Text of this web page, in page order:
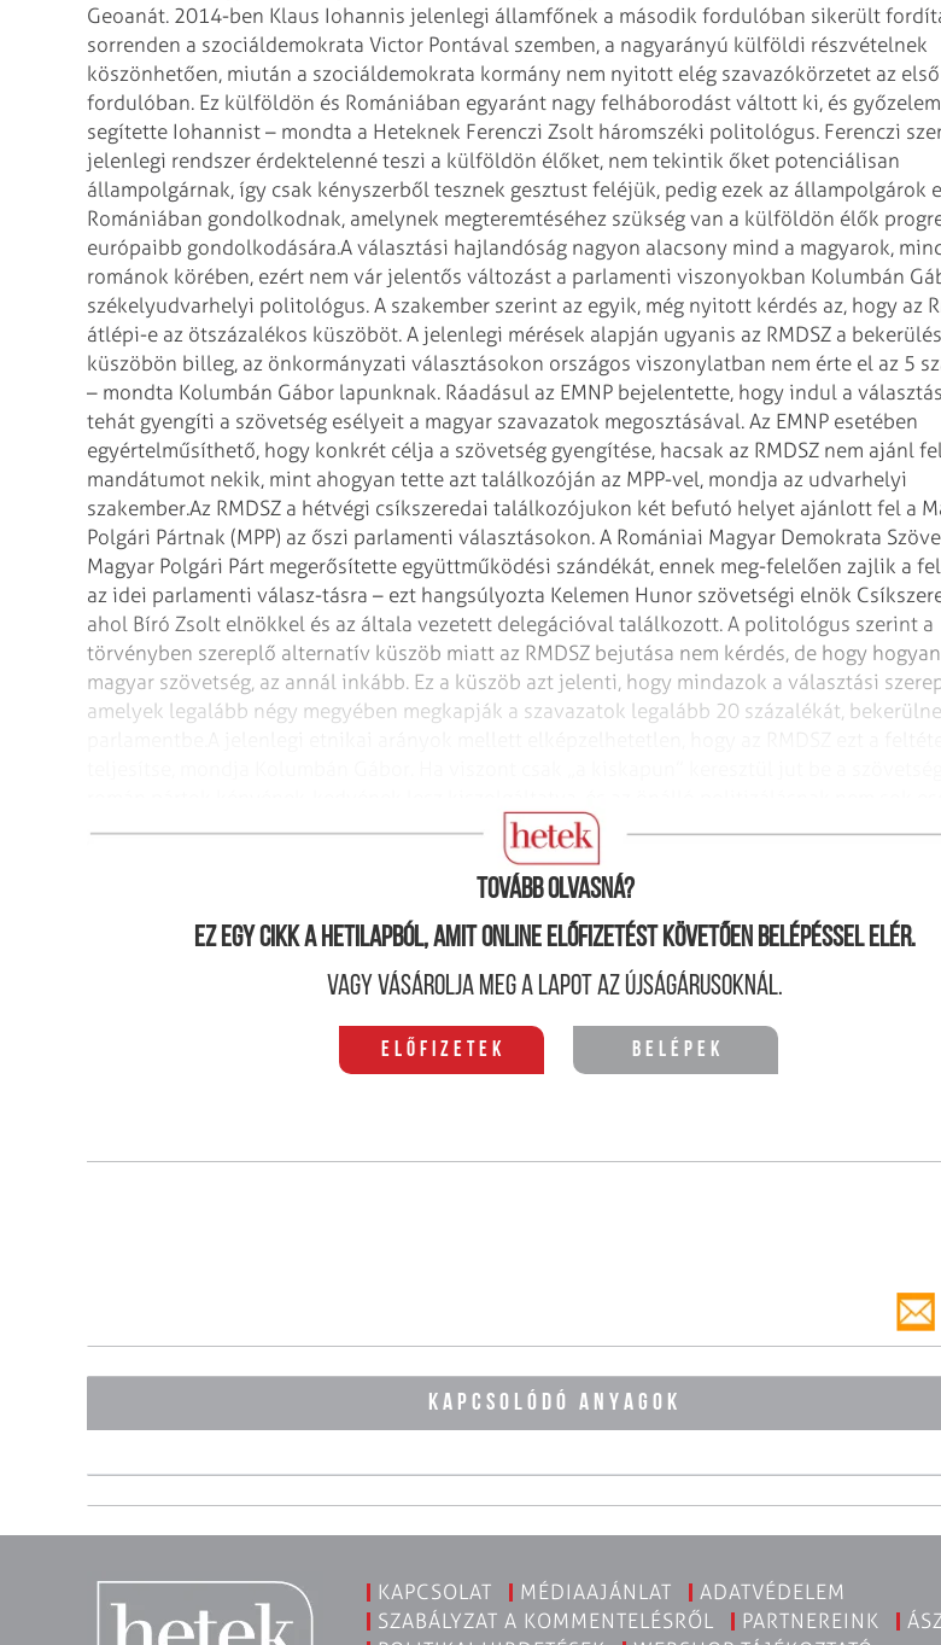
Geoanát. 2014-ben Klaus Iohannis jelenlegi államfőnek a második fordulóban sikerült
sorrenden a szociáldemokrata Victor Pontával szemben, a nagyarányú külföldi részvételnek
köszönhetően, miután a szociáldemokrata kormány nem nyitott elég szavazókörzetet az első
fordulóban. Ez külföldön és Romániában egyaránt nagy felháborodást váltott ki, és
segítette Iohannist – mondta a Heteknek Ferenczi Zsolt háromszéki politológus. Ferenczi
jelenlegi rendszer érdektelenné teszi a külföldön élőket, nem tekintik őket potenciálisan
állampolgárnak, így csak kényszerből tesznek gesztust feléjük, pedig ezek az állampolgárok
Romániában gondolkodnak, amelynek megteremtéséhez szükség van a külföldön élők
európaibb gondolkodására.A választási hajlandóság nagyon alacsony mind a magyarok,
románok körében, ezért nem vár jelentős változást a parlamenti viszonyokban Kolumbán
székelyudvarhelyi politológus. A szakember szerint az egyik, még nyitott kérdés az, hogy az
átlépi-e az ötszázalékos küszöböt. A jelenlegi mérések alapján ugyanis az RMDSZ a
küszöbön billeg, az önkormányzati választásokon országos viszonylatban nem érte el az 5
– mondta Kolumbán Gábor lapunknak. Ráadásul az EMNP bejelentette, hogy indul a
tehát gyengíti a szövetség esélyeit a magyar szavazatok megosztásával. Az EMNP esetében
egyértelműsíthető, hogy konkrét célja a szövetség gyengítése, hacsak az RMDSZ nem ajánl
mandátumot nekik, mint ahogyan tette azt találkozóján az MPP-vel, mondja az udvarhelyi
szakember.Az RMDSZ a hétvégi csíkszeredai találkozójukon két befutó helyet ajánlott fel a
Polgári Pártnak (MPP) az őszi parlamenti választásokon. A Romániai Magyar Demokrata
Magyar Polgári Párt megerősítette együttműködési szándékát, ennek meg-felelően zajlik a
az idei parlamenti válasz-tásra – ezt hangsúlyozta Kelemen Hunor szövetségi elnök
ahol Bíró Zsolt elnökkel és az általa vezetett delegációval találkozott. A politológus szerint a
törvényben szereplő alternatív küszöb miatt az RMDSZ bejutása nem kérdés, de hogy
magyar szövetség, az annál inkább. Ez a küszöb azt jelenti, hogy mindazok a választási
amelyek legalább négy megyében megkapják a szavazatok leg­alább 20 százalékát,
marad a számára.
Tovább olvasná?
Ez egy cikk a hetilapból, amit online előfizetést követően belépéssel elér.
Vagy vásárolja meg a lapot az újságárusoknál.
Előfizetek Belépek
KAPCSOLÓDÓ ANYAGOK
KAPCSOLAT MÉDIAAJÁNLAT
ADATVÉDELEM
SZABÁLYZAT A KOMMENTELÉSRŐL
PARTNEREINK